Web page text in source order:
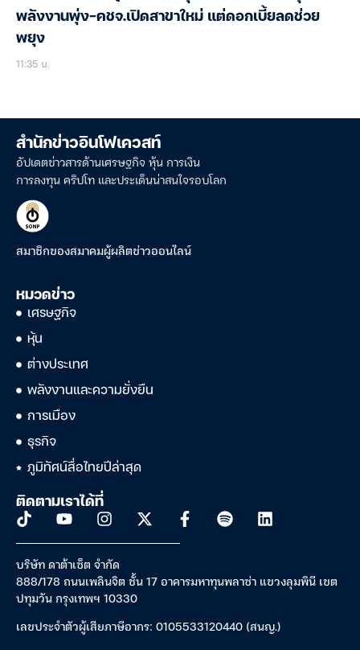
พลังงานพุ่ง-คชจ.เปิดสาขาใหม่ แต่ดอกเบี้ยลดช่วย
พยุง
11:35 น.
สำนักข่าวอินโฟเควสท์
อัปเดตข่าวสารด้านเศรษฐกิจ หุ้น การเงิน
การลงทุน คริปโท และประเด็นน่าสนใจรอบโลก
สมาชิกของสมาคมผู้ผลิตข่าวออนไลน์
หมวดข่าว
เศรษฐกิจ
หุ้น
ต่างประเทศ
พลังงานและความยั่งยืน
การเมือง
ธุรกิจ
ภูมิทัศน์สื่อไทยปีล่าสุด
ติดตามเราได้ที่
บริษัท ดาต้าเซ็ต จำกัด
888/178 ถนนเพลินจิต ชั้น 17 อาคารมหาทุนพลาซ่า แขวงลุมพินี เขต
ปทุมวัน กรุงเทพฯ 10330
เลขประจำตัวผู้เสียภาษีอากร: 0105533120440 (สนญ.)